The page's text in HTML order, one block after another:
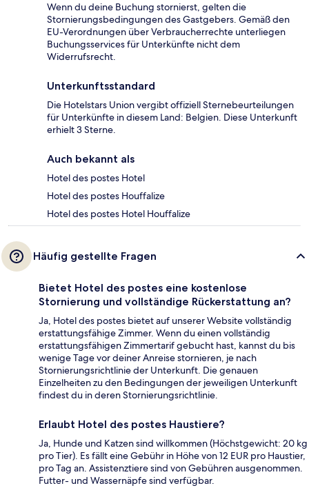
Wenn du deine Buchung stornierst, gelten die
Stornierungsbedingungen des Gastgebers. Gemäß den
EU-Verordnungen über Verbraucherrechte unterliegen
Buchungsservices für Unterkünfte nicht dem
Widerrufsrecht.
Unterkunftsstandard
Die Hotelstars Union vergibt offiziell Sternebeurteilungen
für Unterkünfte in diesem Land: Belgien. Diese Unterkunft
erhielt 3 Sterne.
Auch bekannt als
Hotel des postes Hotel
Hotel des postes Houffalize
Hotel des postes Hotel Houffalize
Häufig gestellte Fragen
Bietet Hotel des postes eine kostenlose
Stornierung und vollständige Rückerstattung an?
Ja, Hotel des postes bietet auf unserer Website vollständig
erstattungsfähige Zimmer. Wenn du einen vollständig
erstattungsfähigen Zimmertarif gebucht hast, kannst du bis
wenige Tage vor deiner Anreise stornieren, je nach
Stornierungsrichtlinie der Unterkunft. Die genauen
Einzelheiten zu den Bedingungen der jeweiligen Unterkunft
findest du in deren Stornierungsrichtlinie.
Erlaubt Hotel des postes Haustiere?
Ja, Hunde und Katzen sind willkommen (Höchstgewicht: 20 kg
pro Tier). Es fällt eine Gebühr in Höhe von 12 EUR pro Haustier,
pro Tag an. Assistenztiere sind von Gebühren ausgenommen.
Futter- und Wassernäpfe sind verfügbar.